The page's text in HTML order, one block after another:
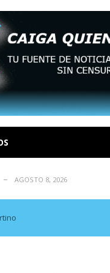
AGOSTO 8, 2026
AGOSTO 8, 2026